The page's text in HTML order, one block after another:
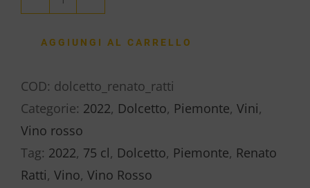
DOLCETTO
AGGIUNGI AL CARRELLO
COD: dolcetto_renato_ratti
Categorie: 2022, Dolcetto, Piemonte, Vini,
Vino rosso
Tag: 2022, 75 cl, Dolcetto, Piemonte, Renato
Ratti, Vino, Vino Rosso